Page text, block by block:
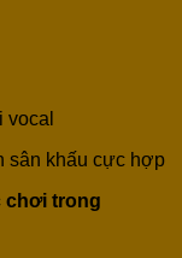
sân khấu cực hợp
chơi trong